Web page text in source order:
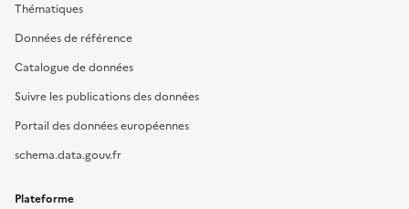
Thématiques
Données de référence
Catalogue de données
Suivre les publications des données
Portail des données européennes
schema.data.gouv.fr
Plateforme